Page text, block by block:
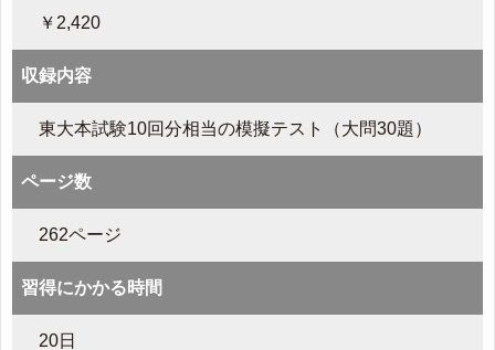
￥2,420
収録内容
東大本試験10回分相当の模擬テスト（大問30題）
ページ数
262ページ
習得にかかる時間
20日